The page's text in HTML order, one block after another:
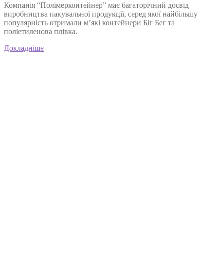
Компанія “Полімерконтейнер” має багаторічний досвід
виробництва пакувальної продукції, серед якої найбільшу
популярність отримали м’які контейнери Біг Бег та
поліетиленова плівка.
Докладніше